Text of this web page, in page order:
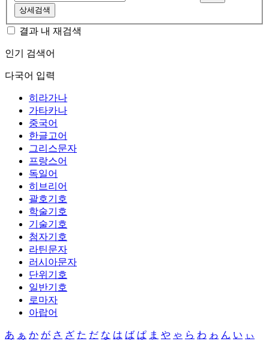
상세검색
결과 내 재검색
인기 검색어
다국어 입력
히라가나
가타카나
중국어
한글고어
그리스문자
프랑스어
독일어
히브리어
괄호기호
학술기호
기술기호
첨자기호
라틴문자
러시아문자
단위기호
일반기호
로마자
아랍어
あ ぁ か が さ ざ た だ な は ば ぱ ま や ゃ ら わ ゎ ん い ぃ